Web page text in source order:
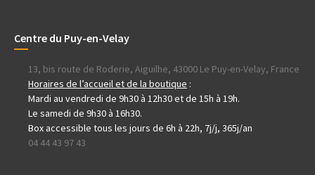
Centre du Puy-en-Velay
13, bis route de Roderie, Aiguilhe, 43000 Le Puy-en-Velay, France
Horaires de l’accueil et de la boutique :
Mardi au vendredi de 9h30 à 12h30 et de 15h à 19h.
Le samedi de 9h30 à 16h30.
Box accessible tous les jours de 6h à 22h, 7j/j, 365j/an
04 44 43 97 43